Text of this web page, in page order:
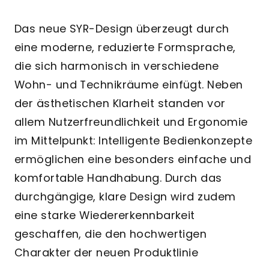
Das neue SYR-Design überzeugt durch
eine moderne, reduzierte Formsprache,
die sich harmonisch in verschiedene
Wohn- und Technikräume einfügt. Neben
der ästhetischen Klarheit standen vor
allem Nutzerfreundlichkeit und Ergonomie
im Mittelpunkt: Intelligente Bedienkonzepte
ermöglichen eine besonders einfache und
komfortable Handhabung. Durch das
durchgängige, klare Design wird zudem
eine starke Wiedererkennbarkeit
geschaffen, die den hochwertigen
Charakter der neuen Produktlinie